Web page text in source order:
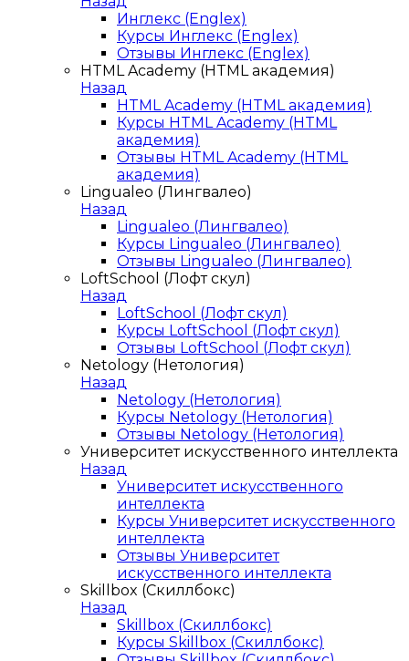
Инглекс (Englex)
Курсы Инглекс (Englex)
Отзывы Инглекс (Englex)
HTML Academy (HTML академия)
Назад
HTML Academy (HTML академия)
Курсы HTML Academy (HTML
академия)
Отзывы HTML Academy (HTML
академия)
Lingualeo (Лингвалео)
Назад
Lingualeo (Лингвалео)
Курсы Lingualeo (Лингвалео)
Отзывы Lingualeo (Лингвалео)
LoftSchool (Лофт скул)
Назад
LoftSchool (Лофт скул)
Курсы LoftSchool (Лофт скул)
Отзывы LoftSchool (Лофт скул)
Netology (Нетология)
Назад
Netology (Нетология)
Курсы Netology (Нетология)
Отзывы Netology (Нетология)
Университет искусственного интеллекта
Назад
Университет искусственного
интеллекта
Курсы Университет искусственного
интеллекта
Отзывы Университет
искусственного интеллекта
Skillbox (Скиллбокс)
Назад
Skillbox (Скиллбокс)
Курсы Skillbox (Скиллбокс)